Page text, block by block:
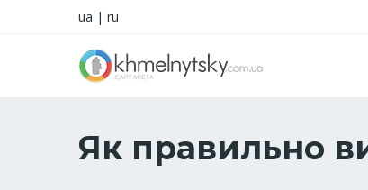
ua | ru
Як правильно